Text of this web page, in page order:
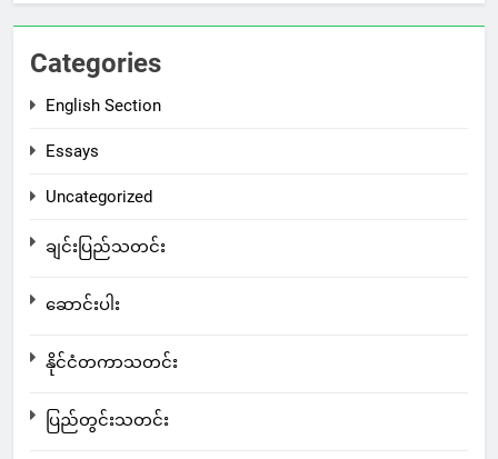
Categories
English Section
Essays
Uncategorized
ချင်းပြည်သတင်း
ဆောင်းပါး
နိုင်ငံတကာသတင်း
ပြည်တွင်းသတင်း